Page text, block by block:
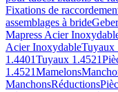
Fixations de
assemblages à bride
Mapress Acier
Acier InoxydableTuyaux
1.4401Tuyaux 1.4521
1.4521Mamelons
ManchonsRéductions